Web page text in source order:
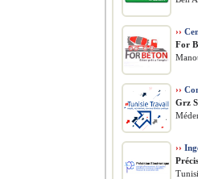
››
For
››
Grz
››